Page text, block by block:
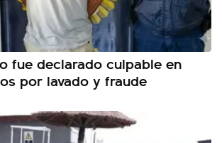
fue declarado culpable en
por lavado y fraude